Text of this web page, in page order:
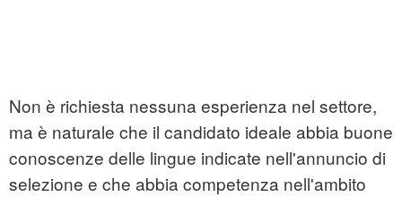
Non è richiesta nessuna esperienza nel settore,
ma è naturale che il candidato ideale abbia buone
conoscenze delle lingue indicate nell'annuncio di
selezione e che abbia competenza nell'ambito